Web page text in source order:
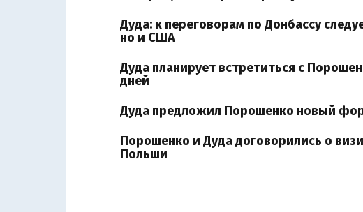
Дуда: к переговорам по Донбассу
но и США
Дуда планирует встретиться с
дней
Дуда предложил Порошенко новый
Порошенко и Дуда договорились о
Польши